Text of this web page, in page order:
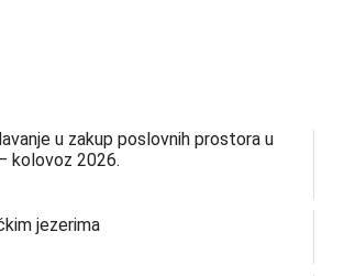
u zakup poslovnih prostora u
kolovoz 2026.
jezerima